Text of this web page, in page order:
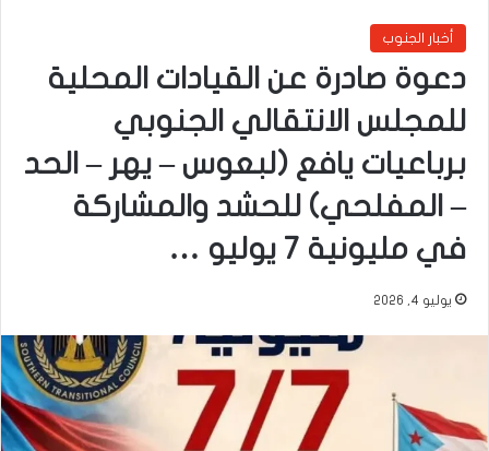
أخبار الجنوب
دعوة صادرة عن القيادات المحلية
للمجلس الانتقالي الجنوبي
برباعيات يافع (لبعوس – يهر – الحد
– المفلحي) للحشد والمشاركة
في مليونية 7 يوليو …
يوليو 4, 2026